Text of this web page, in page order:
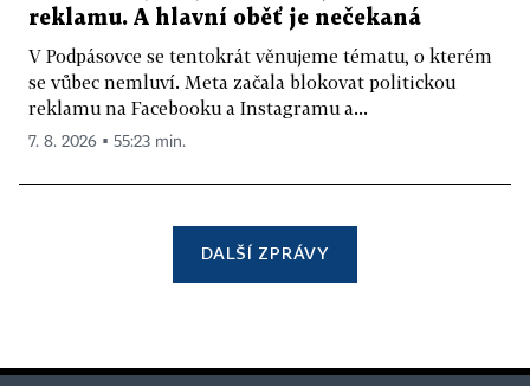
reklamu. A hlavní oběť je nečekaná
V Podpásovce se tentokrát věnujeme tématu, o kterém
se vůbec nemluví. Meta začala blokovat politickou
reklamu na Facebooku a Instagramu a...
7. 8. 2026 ▪ 55:23 min.
DALŠÍ ZPRÁVY